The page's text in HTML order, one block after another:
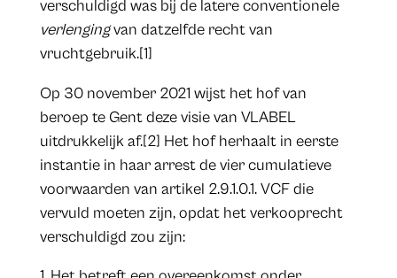
verschuldigd was bij de latere conventionele
verlengingvan datzelfde recht van
vruchtgebruik.[1]
Op 30 november 2021 wijst het hof van
beroep te Gent deze visie van VLABEL
uitdrukkelijk af.[2] Het hof herhaalt in eerste
instantie in haar arrest de vier cumulatieve
voorwaarden van artikel 2.9.1.0.1. VCF die
vervuld moeten zijn, opdat het verkooprecht
verschuldigd zou zijn: